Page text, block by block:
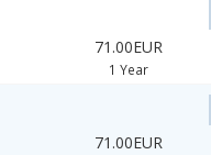
71.00EUR
1 Year
71.00EUR